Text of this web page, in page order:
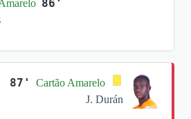
86'
87'
Cartão Amarelo
J. Durán